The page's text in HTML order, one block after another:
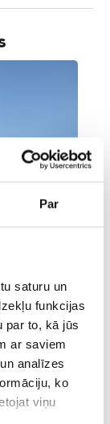
Par
saturu un
funkcijas
par to, kā jūs
ar saviem
analīzes
ko
viņu